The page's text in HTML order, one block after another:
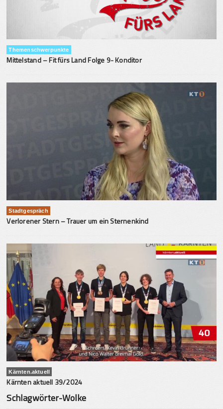
Themenschwerpunkte
Mittelstand – Fit fürs Land Folge 9- Konditor
Stadtgespräch
Verlorener Stern – Trauer um ein Sternenkind
Kärnten.aktuell
Kärnten aktuell 39/2024
Schlagwörter-Wolke